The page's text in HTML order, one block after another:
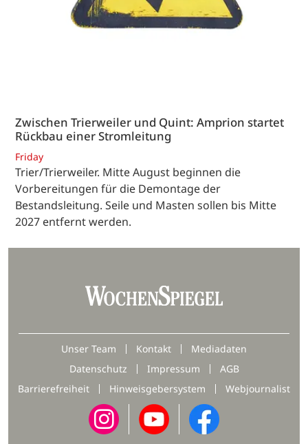
Zwischen Trierweiler und Quint: Amprion startet
Rückbau einer Stromleitung
Friday
Trier/Trierweiler. Mitte August beginnen die
Vorbereitungen für die Demontage der
Bestandsleitung. Seile und Masten sollen bis Mitte
2027 entfernt werden.
Unser Team Kontakt
Mediadaten
Datenschutz
Impressum
AGB
Barrierefreiheit
Hinweisgebersystem Webjournalist